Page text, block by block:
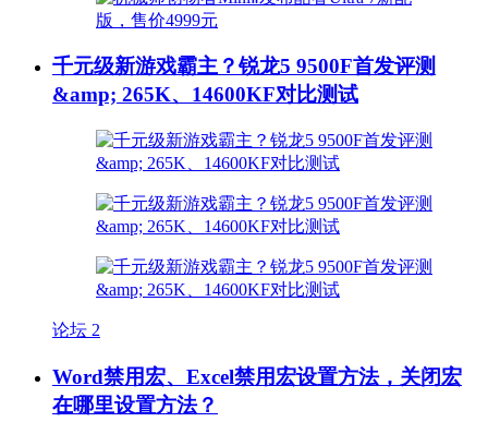
千元级新游戏霸主？锐龙5 9500F首发评测
&amp; 265K、14600KF对比测试
论坛 2
Word禁用宏、Excel禁用宏设置方法，关闭宏
在哪里设置方法？